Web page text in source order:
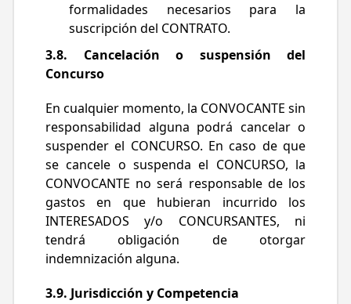
formalidades necesarios para la
suscripción del CONTRATO.
3.8. Cancelación o suspensión del
Concurso
En cualquier momento, la CONVOCANTE sin
responsabilidad alguna podrá cancelar o
suspender el CONCURSO. En caso de que
se cancele o suspenda el CONCURSO, la
CONVOCANTE no será responsable de los
gastos en que hubieran incurrido los
INTERESADOS y/o CONCURSANTES, ni
tendrá obligación de otorgar
indemnización alguna.
3.9. Jurisdicción y Competencia